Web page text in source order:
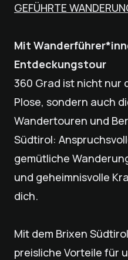
GEFÜHRTE
Mit
Entdeckungstour
360 Grad ist nicht nur
Plose, sondern auch
Wandertouren und
Südtirol:
gemütliche
und geheimnisvolle
dich.
Mit dem Brixen
preisliche Vorteile für